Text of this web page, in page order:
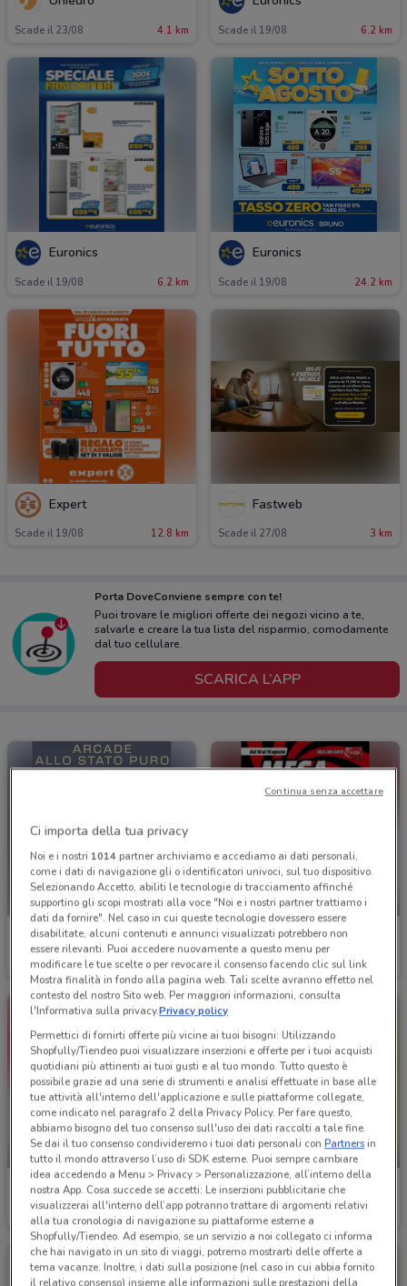
Scade il 23/08 4.1 km Scade il 19/08 6.2 km
Euronics
Scade il 19/08 6.2 km
Euronics
Scade il 19/08 24.2 km
Expert
Scade il 19/08 12.8 km
Fastweb
Scade il 27/08 3 km
Porta DoveConviene sempre con te!
Puoi trovare le migliori offerte dei negozi vicino a te,
salvarle e creare la tua lista del risparmio, comodamente
dal tuo cellulare.
SCARICA L’APP
Gamelife
Scade il 12/11 3.2 km
NUOVO
MediaWorld
Scade il 19/08 3.2 km
-4 GIORNI
MediaWorld
Scade venerdì 3.2 km
NUOVO
Giunti al Punto
Scade domenica
Ci importa della tua privacy
Noi e i nostri 1014partner archiviamo e accediamo ai dati personali,
come i dati di navigazione gli o identificatori univoci, sul tuo dispositivo.
Selezionando Accetto, abiliti le tecnologie di tracciamento affinché
supportino gli scopi mostrati alla voce "Noi e i nostri partner trattiamo i
dati da fornire". Nel caso in cui queste tecnologie dovessero essere
disabilitate, alcuni contenuti e annunci visualizzati potrebbero non
essere rilevanti. Puoi accedere nuovamente a questo menu per
modificare le tue scelte o per revocare il consenso facendo clic sul link
Mostra finalità in fondo alla pagina web. Tali scelte avranno effetto nel
contesto del nostro Sito web. Per maggiori informazioni, consulta
l'Informativa sulla privacy.Privacy policy
Permettici di fornirti offerte più vicine ai tuoi bisogni: Utilizzando
Shopfully/Tiendeo puoi visualizzare inserzioni e offerte per i tuoi acquisti
quotidiani più attinenti ai tuoi gusti e al tuo mondo. Tutto questo è
possibile grazie ad una serie di strumenti e analisi effettuate in base alle
tue attività all'interno dell'applicazione e sulle piattaforme collegate,
come indicato nel paragrafo 2 della Privacy Policy. Per fare questo,
abbiamo bisogno del tuo consenso sull'uso dei dati raccolti a tale fine.
Se dai il tuo consenso condivideremo i tuoi dati personali conPartnersin
tutto il mondo attraverso l’uso di SDK esterne. Puoi sempre cambiare
idea accedendo a Menu > Privacy > Personalizzazione, all’interno della
nostra App. Cosa succede se accetti: Le inserzioni pubblicitarie che
visualizzerai all'interno dell’app potranno trattare di argomenti relativi
alla tua cronologia di navigazione su piattaforme esterne a
Shopfully/Tiendeo. Ad esempio, se un servizio a noi collegato ci informa
che hai navigato in un sito di viaggi, potremo mostrarti delle offerte a
tema vacanze. Inoltre, i dati sulla posizione (nel caso in cui abbia fornito
il relativo consenso) insieme alle informazioni sulle prestazioni della
Continua senza accettare